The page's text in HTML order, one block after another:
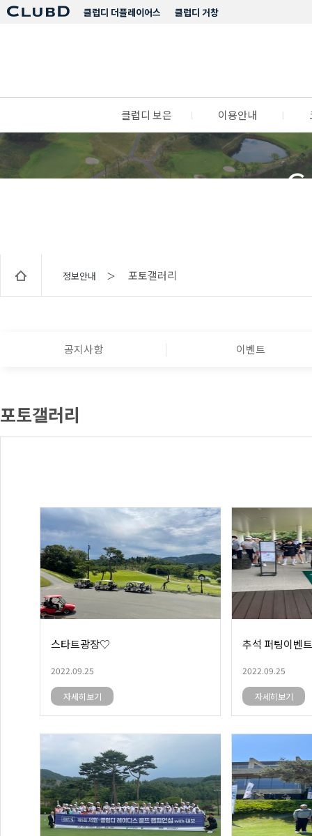
클럽디 거창
클럽디 더플레이어스
클럽디 보은 이용안내
정보안내 ＞ 포토갤러리
공지사항 이벤트
포토갤러리
스타트광장♡
2022.09.25
자세히보기
추석 퍼팅이벤
2022.09.25
자세히보기